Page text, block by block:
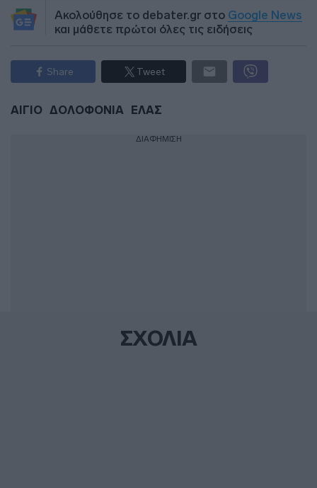
Ακολούθησε το debater.gr στο Google News
και μάθετε πρώτοι όλες τις ειδήσεις
Share Tweet
ΑΙΓΙΟ ΔΟΛΟΦΟΝΙΑ ΕΛΑΣ
ΔΙΑΦΗΜΙΣΗ
ΣΧΟΛΙΑ